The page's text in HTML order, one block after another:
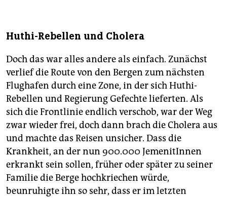
Huthi-Rebellen und Cholera
Doch das war alles andere als einfach. Zunächst
verlief die Route von den Bergen zum nächsten
Flughafen durch eine Zone, in der sich Huthi-
Rebellen und Regierung Gefechte lieferten. Als
sich die Frontlinie endlich verschob, war der Weg
zwar wieder frei, doch dann brach die Cholera aus
und machte das Reisen unsicher. Dass die
Krankheit, an der nun 900.000 JemenitInnen
erkrankt sein sollen, früher oder später zu seiner
Familie die Berge hochkriechen würde,
beunruhigte ihn so sehr, dass er im letzten